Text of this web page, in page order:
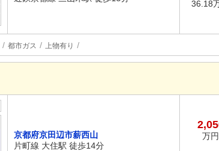
36.18
都市ガス 上物有り
京都府京田辺市薪西山
片町線 大住駅 徒歩14分
万円